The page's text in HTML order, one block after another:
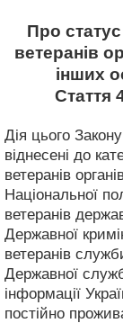
Про
ветеранів
інших
Стаття
Дія цього
віднесені до
ветеранів
Національної
ветеранів
Державної
ветеранів
Державної
інформації
постійно